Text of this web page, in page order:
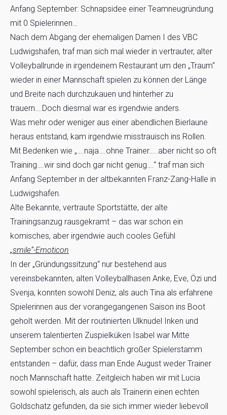
Anfang September: Schnapsidee einer Teamneugründung
mit 0 Spielerinnen…
Nach dem Abgang der ehemaligen Damen I des VBC
Ludwigshafen, traf man sich mal wieder in vertrauter, alter
Volleyballrunde in irgendeinem Restaurant um den „Traum“
wieder in einer Mannschaft spielen zu können der Länge
und Breite nach durchzukauen und hinterher zu
trauern….Doch diesmal war es irgendwie anders.
Was mehr oder weniger aus einer abendlichen Bierlaune
heraus entstand, kam irgendwie misstrauisch ins Rollen.
Mit Bedenken wie „….naja….ohne Trainer…..aber nicht so oft
Training….wir sind doch gar nicht genug….“ traf man sich
Anfang September in der altbekannten Franz-Zang-Halle in
Ludwigshafen.
Alte Bekannte, vertraute Sportstätte, der alte
Trainingsanzug rausgekramt – das war schon ein
komisches, aber irgendwie auch cooles Gefühl
„smile“-Emoticon
In der „Gründungssitzung“ nur bestehend aus
vereinsbekannten, alten Volleyballhasen Anke, Eve, Özi und
Svenja, konnten sowohl Deniz, als auch Tina als erfahrene
Spielerinnen aus der vorangegangenen Saison ins Boot
geholt werden. Mit der routinierten Ulknudel Inken und
unserem talentierten Zuspielküken Isabel war Mitte
September schon ein beachtlich großer Spielerstamm
entstanden – dafür, dass man Ende August weder Trainer
noch Mannschaft hatte. Zeitgleich haben wir mit Lucia
sowohl spielerisch, als auch als Trainerin einen echten
Goldschatz gefunden, da sie sich immer wieder liebevoll